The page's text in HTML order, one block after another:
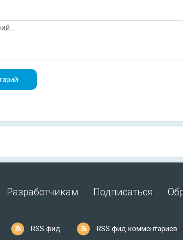
Разработчикам Подписаться
RSS фид RSS фид комментариев